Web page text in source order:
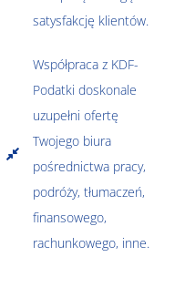
satysfakcję klientów.
Współpraca z KDF-
Podatki doskonale
uzupełni ofertę
Twojego biura
pośrednictwa pracy,
podróży, tłumaczeń,
finansowego,
rachunkowego, inne.